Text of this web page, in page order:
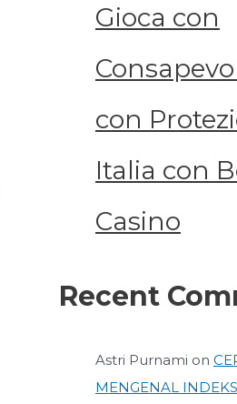
Gioca con
con
Italia con
Casino
Recent
Astri Purnami on
MENGENAL